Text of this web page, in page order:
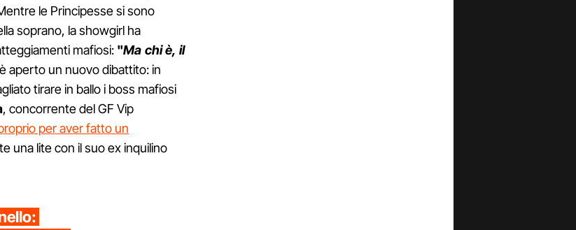
le Principesse si sono
soprano, la showgirl ha
mafiosi: "Ma chi è, il
aperto un nuovo dibattito: in
tirare in ballo i boss mafiosi
, concorrente del GF Vip
per aver fatto un
una lite con il suo ex inquilino